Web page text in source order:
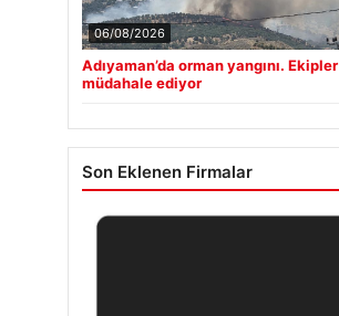
06/08/2026
Adıyaman’da orman yangını. Ekipler
müdahale ediyor
Son Eklenen Firmalar